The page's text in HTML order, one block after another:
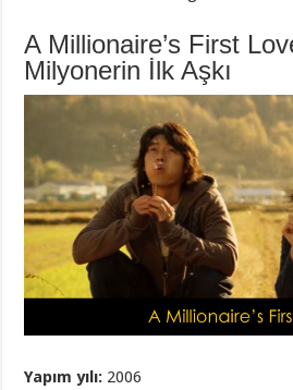
A Millionaire’s First
Milyonerin İlk Aşkı
Yapım yılı: 2006